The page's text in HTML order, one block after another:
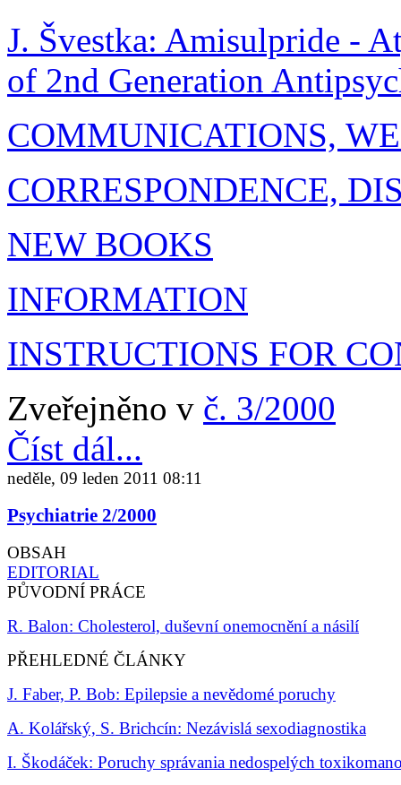
J. Švestka: Amisulpride -
of 2nd Generation
COMMUNICATIONS,
CORRESPONDENCE,
NEW BOOKS
INFORMATION
INSTRUCTIONS FOR
Zveřejněno v č. 3/2000
Číst dál...
neděle, 09 leden 2011 08:11
Psychiatrie 2/2000
OBSAH
EDITORIAL
PŮVODNÍ PRÁCE
R. Balon: Cholesterol, duševní onemocnění a násilí
PŘEHLEDNÉ ČLÁNKY
J. Faber, P. Bob: Epilepsie a nevědomé poruchy
A. Kolářský, S. Brichcín: Nezávislá sexodiagnostika
I. Škodáček: Poruchy správania nedospelých